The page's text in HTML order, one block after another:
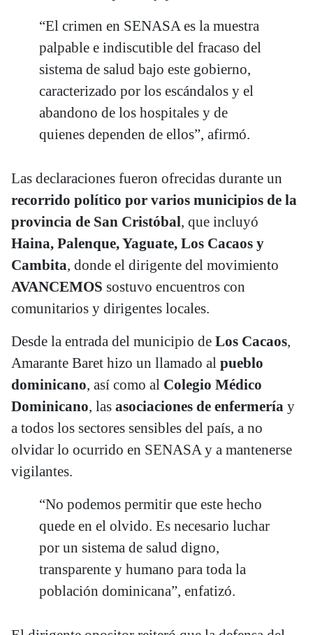
“El crimen en SENASA es la muestra
palpable e indiscutible del fracaso del
sistema de salud bajo este gobierno,
caracterizado por los escándalos y el
abandono de los hospitales y de
quienes dependen de ellos”, afirmó.
Las declaraciones fueron ofrecidas durante un
recorrido político por varios municipios de la
provincia de San Cristóbal, que incluyó
Haina, Palenque, Yaguate, Los Cacaos y
Cambita, donde el dirigente del movimiento
AVANCEMOS sostuvo encuentros con
comunitarios y dirigentes locales.
Desde la entrada del municipio de Los Cacaos,
Amarante Baret hizo un llamado al pueblo
dominicano, así como al Colegio Médico
Dominicano, las asociaciones de enfermería y
a todos los sectores sensibles del país, a no
olvidar lo ocurrido en SENASA y a mantenerse
vigilantes.
“No podemos permitir que este hecho
quede en el olvido. Es necesario luchar
por un sistema de salud digno,
transparente y humano para toda la
población dominicana”, enfatizó.